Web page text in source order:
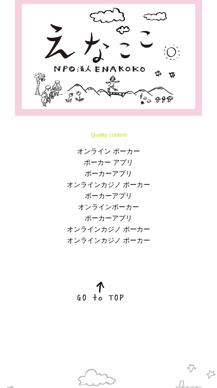
Quality content
オンライン ポーカー
ポーカー アプリ
ポーカーアプリ
オンラインカジノ ポーカー
ポーカーアプリ
オンラインポーカー
ポーカーアプリ
オンラインカジノ ポーカー
オンラインカジノ ポーカー